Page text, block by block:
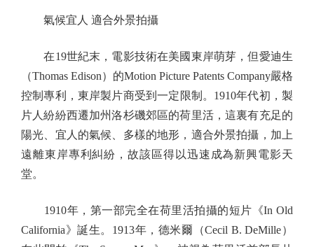
氣候宜人 適合外景拍攝
在19世紀末，電影技術在美國東岸萌芽，但愛迪生
（Thomas Edison）的Motion Picture Patents Company嚴格
控制專利，東岸製片商受到一定限制。1910年代初，製
片人紛紛西遷加州洛杉磯郊區的荷里活，這裏有充足的
陽光、宜人的氣候、多樣的地形，適合外景拍攝，加上
遠離東岸專利糾紛，故該區得以迅速成為新興電影天
堂。
1910年，第一部完全在荷里活拍攝的短片《In Old
California》誕生。1913年，德米爾（Cecil B. DeMille）